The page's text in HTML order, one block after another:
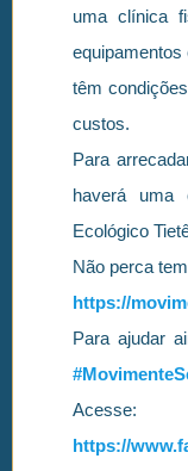
uma clínica
têm
custos.
Para
haverá uma
Ecológico
Não perca
https://
Para ajudar
Acesse:
https://